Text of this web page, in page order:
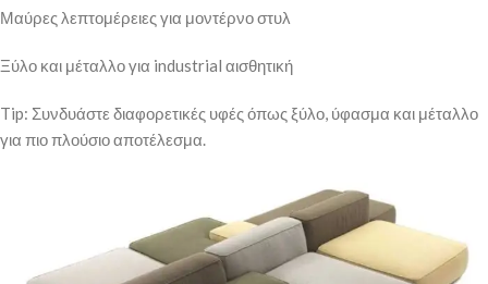
Μαύρες λεπτομέρειες για μοντέρνο στυλ
Ξύλο και μέταλλο για industrial αισθητική
Tip: Συνδυάστε διαφορετικές υφές όπως ξύλο, ύφασμα και μέταλλο
για πιο πλούσιο αποτέλεσμα.